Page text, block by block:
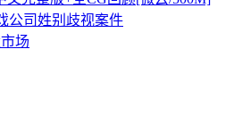
公司姓别歧视案件
场